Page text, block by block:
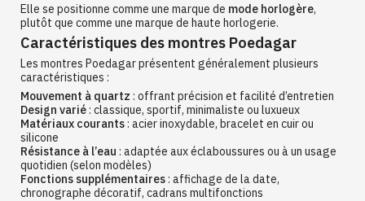
Elle se positionne comme une marque de mode horlogère,
plutôt que comme une marque de haute horlogerie.
Caractéristiques des montres Poedagar
Les montres Poedagar présentent généralement plusieurs
caractéristiques :
Mouvement à quartz : offrant précision et facilité d’entretien
Design varié : classique, sportif, minimaliste ou luxueux
Matériaux courants : acier inoxydable, bracelet en cuir ou
silicone
Résistance à l’eau : adaptée aux éclaboussures ou à un usage
quotidien (selon modèles)
Fonctions supplémentaires : affichage de la date,
chronographe décoratif, cadrans multifonctions